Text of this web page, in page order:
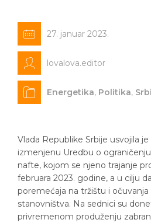
27. januar 2023.
lovalova.editor
Energetika, Politika,
Vlada Republike Srbije usvojila
izmenjenu Uredbu o
nafte, kojom se njeno trajanje
februara 2023. godine, a u cilju
poremećaja na tržištu i
stanovništva. Na sednici su
privremenom produženju